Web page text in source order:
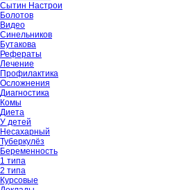
Сытин Настрои
Болотов
Видео
Синельников
Бутакова
Рефераты
Лечение
Профилактика
Осложнения
Диагностика
Комы
Диета
У детей
Несахарный
Туберкулёз
Беременность
1 типа
2 типа
Курсовые